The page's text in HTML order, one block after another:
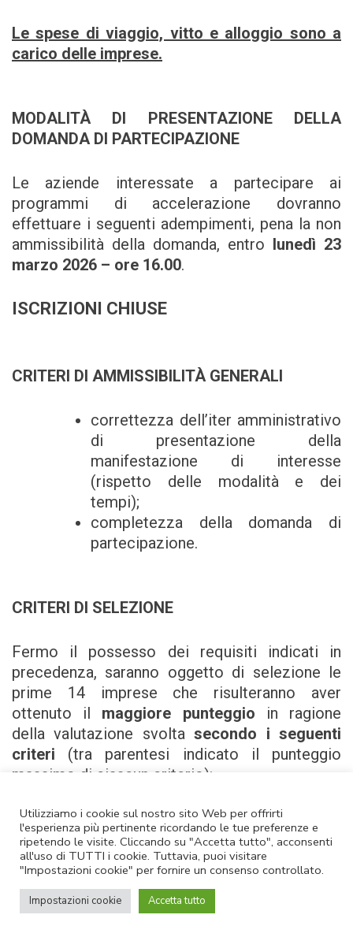
Le spese di viaggio, vitto e alloggio sono a
carico delle imprese.
MODALITÀ DI PRESENTAZIONE DELLA
DOMANDA DI PARTECIPAZIONE
Le aziende interessate a partecipare ai
programmi di accelerazione dovranno
effettuare i seguenti adempimenti, pena la non
ammissibilità della domanda, entro lunedì 23
marzo 2026 – ore 16.00.
ISCRIZIONI CHIUSE
CRITERI DI AMMISSIBILITÀ GENERALI
correttezza dell’iter amministrativo
di presentazione della
manifestazione di interesse
(rispetto delle modalità e dei
tempi);
completezza della domanda di
partecipazione.
CRITERI DI SELEZIONE
Fermo il possesso dei requisiti indicati in
precedenza, saranno oggetto di selezione le
prime 14 imprese che risulteranno aver
ottenuto il maggiore punteggio in ragione
della valutazione svoltasecondo i seguenti
criteri (tra parentesi indicato il punteggio
massimo di ciascun criterio):
Contenuto innovativo del prodotto
o servizio (max 30 punti).
Prodotto o servizio b2b o, se b2c,
con interesse a partnership
industriali e/o finanziarie (
Utilizziamo i cookie sul nostro sito Web per offrirti
l'esperienza più pertinente ricordando le tue preferenze e
ripetendo le visite. Cliccando su "Accetta tutto", acconsenti
all'uso di TUTTI i cookie. Tuttavia, puoi visitare
"Impostazioni cookie" per fornire un consenso controllato.
Impostazioni cookie Accetta tutto